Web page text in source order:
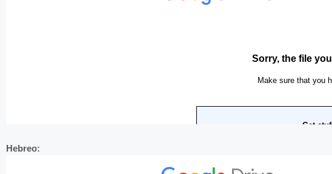
Hebreo: